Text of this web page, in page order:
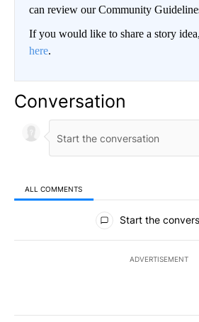
can review our Community
If you would like to share a story
here.
Conversation
ALL COMMENTS
All Comments
Start the
ADVERTISEMENT